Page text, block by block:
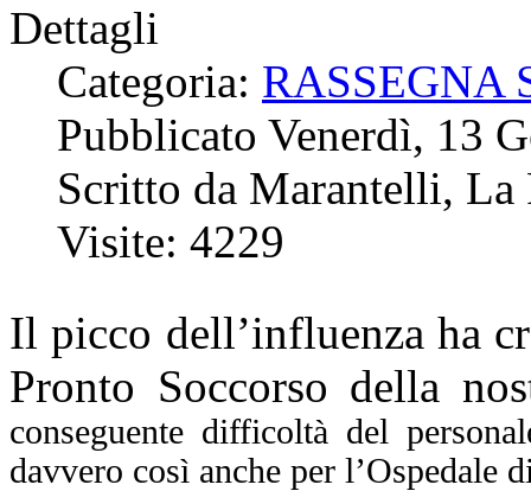
Dettagli
Categoria: RASSEGNA
Pubblicato Venerdì, 13
Scritto da Marantelli, La
Visite: 4229
Il picco dell’influenza ha
Pronto Soccorso della
conseguente difficoltà del
davvero così anche per l’Ospedale